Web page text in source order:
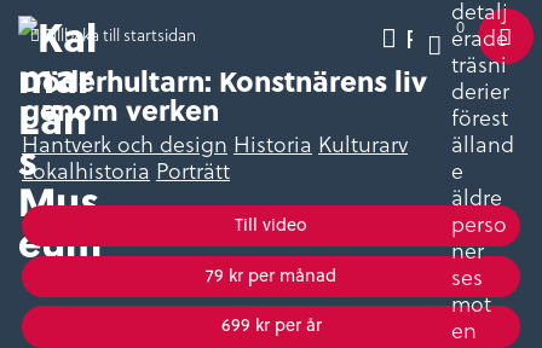
PausaVarukorg
0
Meny
Tillbaka till startsidan
Döderhultarn: Konstnärens liv
genom verken
Hantverk och design Historia Kulturarv
Lokalhistoria Porträtt
Till video
79 kr per månad
699 kr per år